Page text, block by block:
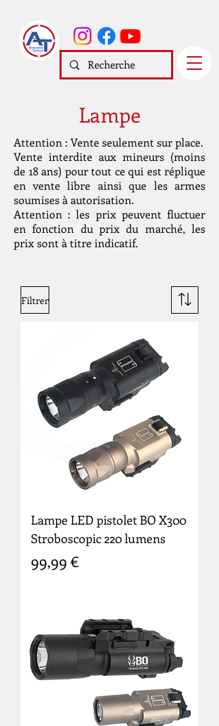
Lampe
Attention : Vente seulement sur place.
Vente interdite aux mineurs (moins
de 18 ans) pour tout ce qui est réplique
en vente libre ainsi que les armes
soumises à autorisation.
Attention : les prix peuvent fluctuer
en fonction du prix du marché, les
prix sont à titre indicatif.
Filtrer
Lampe LED pistolet BO X300
Stroboscopic 220 lumens
Prix
99,99 €